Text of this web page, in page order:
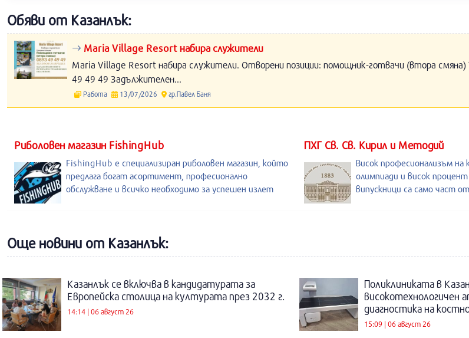
Обяви от Казанлък:
Maria Village Resort набира служители
Maria Village Resort набира служители. Отворени позиции: помощник-готвачи (втора смяна)
49 49 49 Задължителен...
Работа 13/07/2026 гр.Павел Баня
Риболовен магазин FishingHub
FishingHub е специализиран риболовен магазин, който
предлага богат асортимент, професионално
обслужване и всичко необходимо за успешен излет
ПХГ Св. Св. Кирил и Методий
Висок професионализъм на
олимпиади и висок процент
випускници са само част
Още новини от Казанлък:
Казанлък се включва в кандидатурата за
Европейска столица на културата през 2032 г.
14:14 | 06 август 26
Поликлиниката в
високотехнологичен
диагностика на
15:09 | 06 август 26